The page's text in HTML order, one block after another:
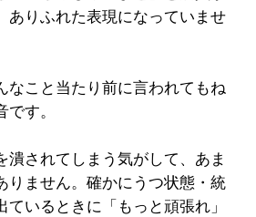
ありふれた表現になっていませ
こと当たり前に言われてもね
す。
されてしまう気がして、あま
りません。確かにうつ状態・統
いるときに「もっと頑張れ」